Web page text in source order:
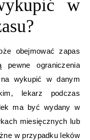
w
obejmować zapas
ograniczenia
wykupić w danym
lekarz podczas
ma być wydany w
miesięcznych lub
w przypadku leków